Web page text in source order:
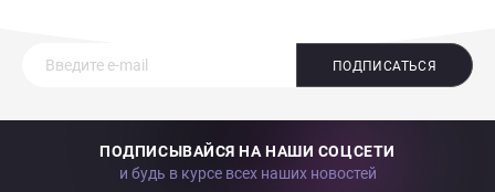
ПОДПИСАТЬСЯ
ПОДПИСЫВАЙСЯ НА НАШИ СОЦСЕТИ
и будь в курсе всех наших новостей